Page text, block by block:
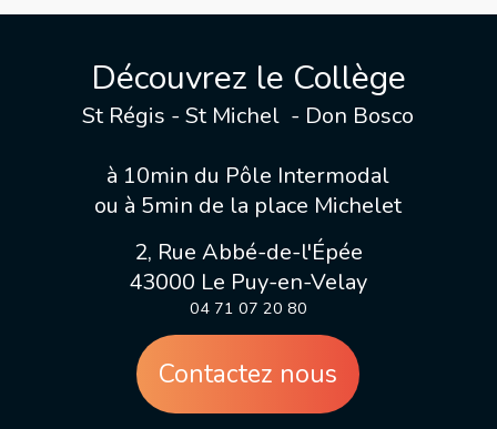
Découvrez le Collège
St Régis - St Michel - Don Bosco
à 10min du Pôle Intermodal
ou à 5min de la place Michelet
2, Rue Abbé-de-l'Épée
43000 Le Puy-en-Velay
04 71 07 20 80
Contactez nous